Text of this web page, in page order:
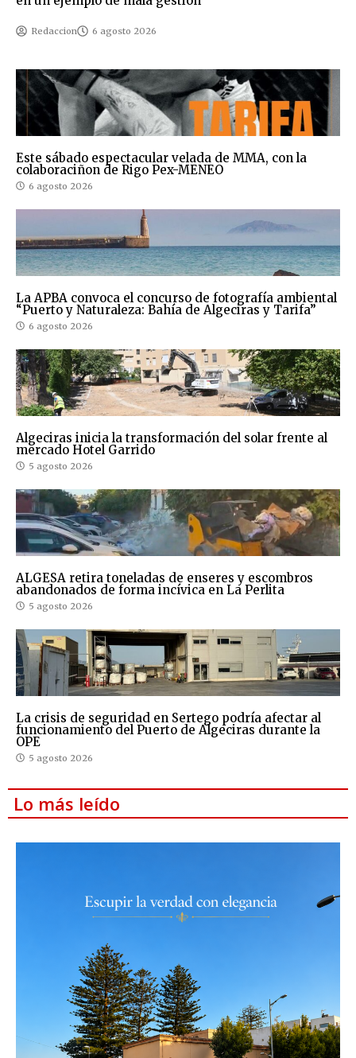
Redaccion 6 agosto 2026
Este sábado espectacular velada de MMA, con la
colaboraciñon de Rigo Pex-MENEO
6 agosto 2026
La APBA convoca el concurso de fotografía ambiental
“Puerto y Naturaleza: Bahía de Algeciras y Tarifa”
6 agosto 2026
Algeciras inicia la transformación del solar frente al
mercado Hotel Garrido
5 agosto 2026
ALGESA retira toneladas de enseres y escombros
abandonados de forma incívica en La Perlita
5 agosto 2026
La crisis de seguridad en Sertego podría afectar al
funcionamiento del Puerto de Algeciras durante la
OPE
5 agosto 2026
Lo más leído